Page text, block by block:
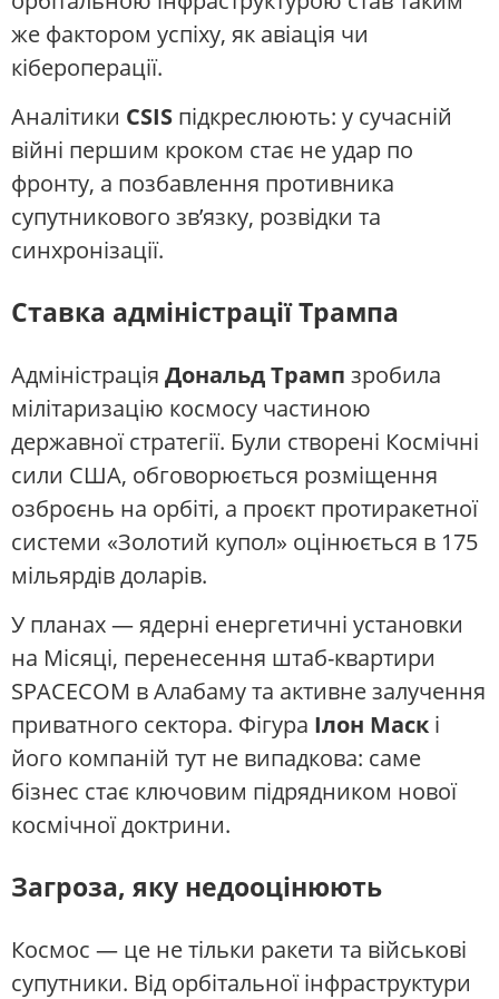
же фактором успіху, як авіація чи
кібероперації.
Аналітики CSIS підкреслюють: у сучасній
війні першим кроком стає не удар по
фронту, а позбавлення противника
супутникового зв’язку, розвідки та
синхронізації.
Ставка адміністрації Трампа
Адміністрація Дональд Трамп зробила
мілітаризацію космосу частиною
державної стратегії. Були створені Космічні
сили США, обговорюється розміщення
озброєнь на орбіті, а проєкт протиракетної
системи «Золотий купол» оцінюється в 175
мільярдів доларів.
У планах — ядерні енергетичні установки
на Місяці, перенесення штаб-квартири
SPACECOM в Алабаму та активне залучення
приватного сектора. Фігура Ілон Маск і
його компаній тут не випадкова: саме
бізнес стає ключовим підрядником нової
космічної доктрини.
Загроза, яку недооцінюють
Космос — це не тільки ракети та військові
супутники. Від орбітальної інфраструктури